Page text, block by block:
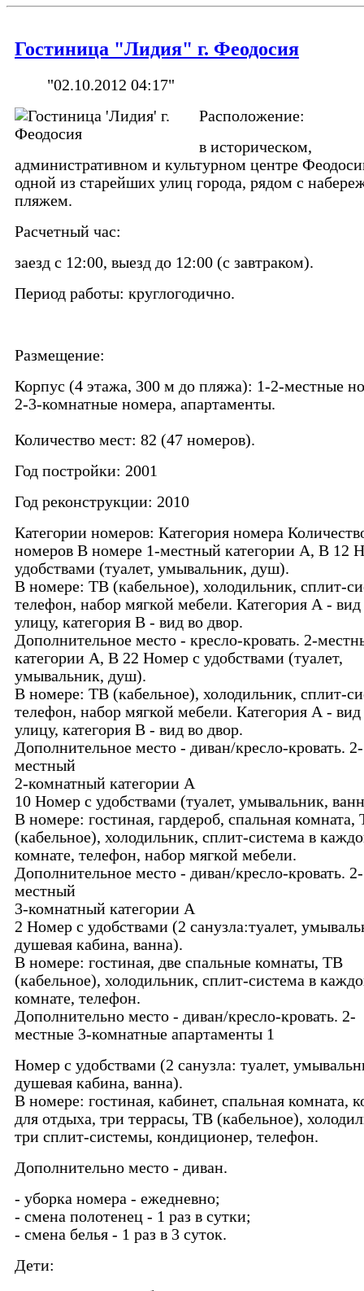
Гостиница "Лидия" г. Феодосия
"02.10.2012 04:17"
Расположение:
в историческом,
административном и культурном центре
одной из старейших улиц города, рядом с
пляжем.
Расчетный час:
заезд с 12:00, выезд до 12:00 (с завтраком).
Период работы: круглогодично.
Размещение:
Корпус (4 этажа, 300 м до пляжа): 1-2-местные
2-3-комнатные номера, апартаменты.
Количество мест: 82 (47 номеров).
Год постройки: 2001
Год реконструкции: 2010
Категории номеров: Категория номера
номеров В номере 1-местный категории А, В 12
удобствами (туалет, умывальник, душ).
В номере: ТВ (кабельное), холодильник, сплит-
телефон, набор мягкой мебели. Категория А - вид
улицу, категория В - вид во двор.
Дополнительное место - кресло-кровать. 2-
категории А, В 22 Номер с удобствами (туалет,
умывальник, душ).
В номере: ТВ (кабельное), холодильник, сплит-
телефон, набор мягкой мебели. Категория А - вид
улицу, категория В - вид во двор.
Дополнительное место - диван/кресло-кровать. 2-
местный
2-комнатный категории А
10 Номер с удобствами (туалет, умывальник,
В номере: гостиная, гардероб, спальная комната,
(кабельное), холодильник, сплит-система в
комнате, телефон, набор мягкой мебели.
Дополнительное место - диван/кресло-кровать. 2-
местный
3-комнатный категории А
2 Номер с удобствами (2 санузла:туалет,
душевая кабина, ванна).
В номере: гостиная, две спальные комнаты, ТВ
(кабельное), холодильник, сплит-система в
комнате, телефон.
Дополнительно место - диван/кресло-кровать. 2-
местные 3-комнатные апартаменты 1
Номер с удобствами (2 санузла: туалет,
душевая кабина, ванна).
В номере: гостиная, кабинет, спальная комната,
для отдыха, три террасы, ТВ (кабельное),
три сплит-системы, кондиционер, телефон.
Дополнительно место - диван.
- уборка номера - ежедневно;
- смена полотенец - 1 раз в сутки;
- смена белья - 1 раз в 3 суток.
Дети: